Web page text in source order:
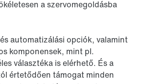
a szervomegoldásba
automatizálási opciók, valamint
komponensek, mint pl.
választéka is elérhető. És a
értetődően támogat minden